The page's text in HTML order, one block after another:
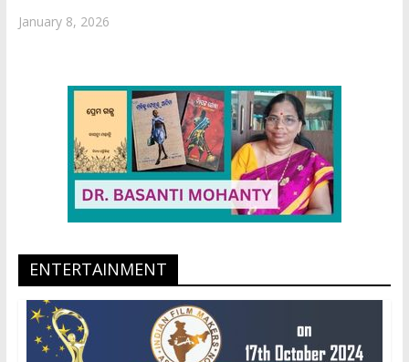
January 8, 2026
ENTERTAINMENT